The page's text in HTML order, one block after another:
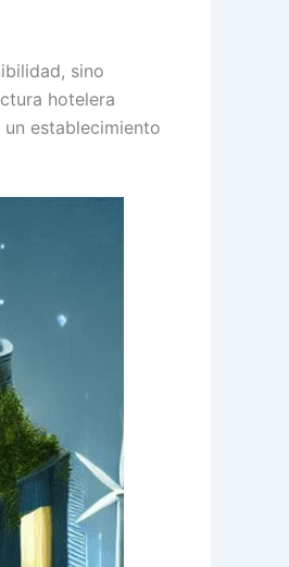
sino
hotelera
establecimiento